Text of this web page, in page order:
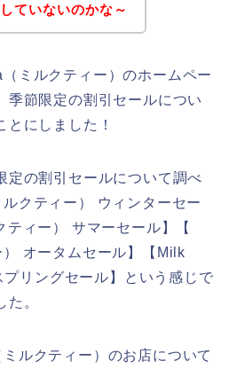
ていないのかな～
ミルクティー）のホームペー
季節限定の割引セールについ
とにしました！
定の割引セールについて調べ
クティー） ウィンターセー
ィー） サマーセール】【
オータムセール】【Milk
リングセール】という感じで
。
ルクティー）のお店について